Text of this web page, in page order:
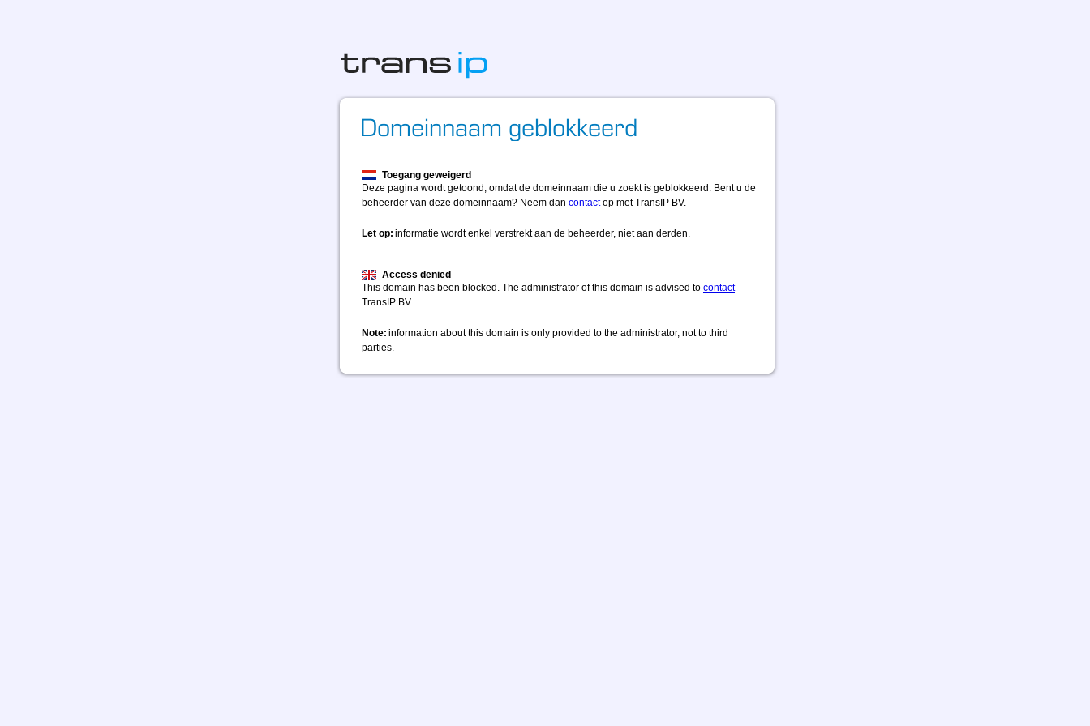
Toegang geweigerd
Deze pagina wordt getoond, omdat de domeinnaam die u zoekt is geblokkeerd. Bent u de
beheerder van deze domeinnaam? Neem dan contactop met TransIP BV.
Let op: informatie wordt enkel verstrekt aan de beheerder, niet aan derden.
Access denied
This domain has been blocked. The administrator of this domain is advised to contact
TransIP BV.
Note: information about this domain is only provided to the administrator, not to third
parties.